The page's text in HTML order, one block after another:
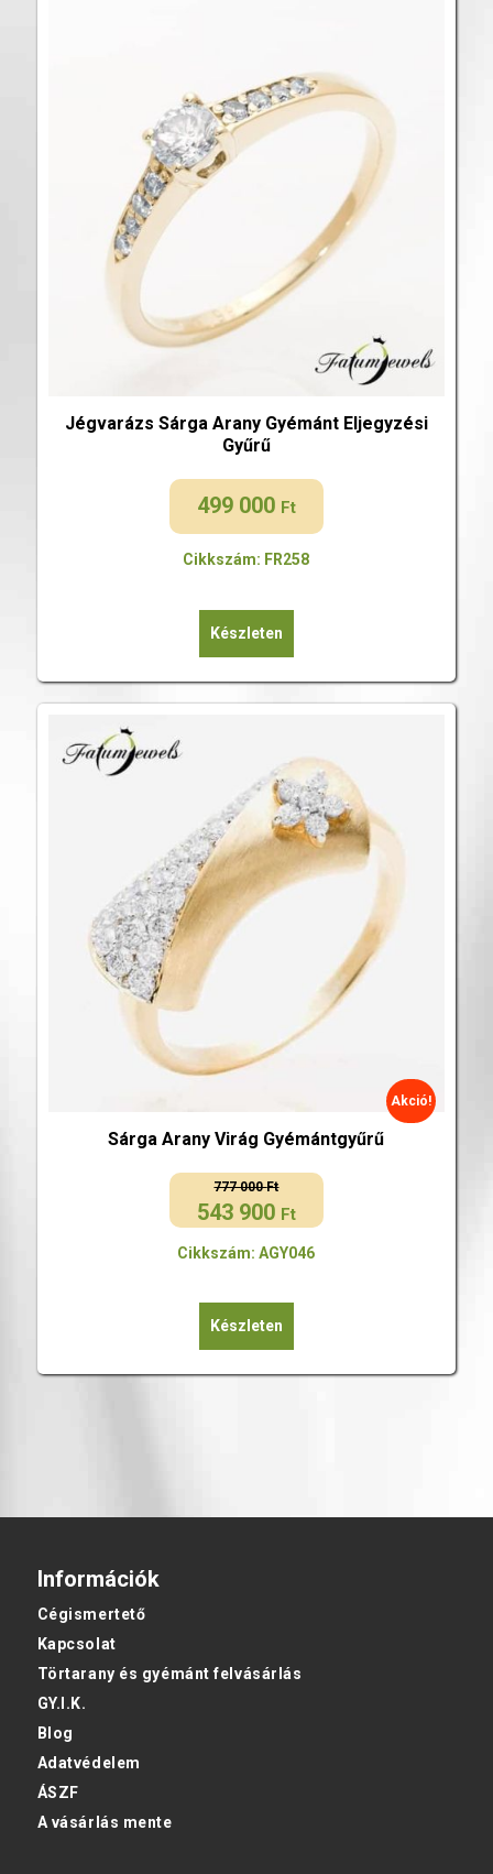
Jégvarázs Sárga Arany Gyémánt Eljegyzési
Gyűrű
499 000 Ft
Cikkszám: FR258
Készleten
Sárga Arany Virág Gyémántgyűrű
777 000Ft
Original
was:
000 Ft.
543 900 Ft
Current
is:
900 Ft.
Akció!
Cikkszám: AGY046
Készleten
Információk
Cégismertető
Kapcsolat
Törtarany és gyémánt felvásárlás
GY.I.K.
Blog
Adatvédelem
ÁSZF
A vásárlás mente